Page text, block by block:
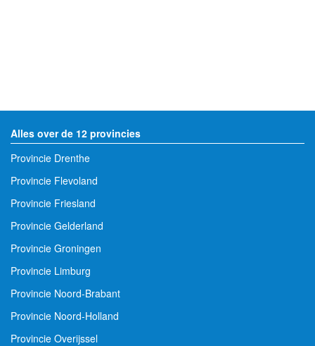
Alles over de 12 provincies
Provincie Drenthe
Provincie Flevoland
Provincie Friesland
Provincie Gelderland
Provincie Groningen
Provincie Limburg
Provincie Noord-Brabant
Provincie Noord-Holland
Provincie Overijssel